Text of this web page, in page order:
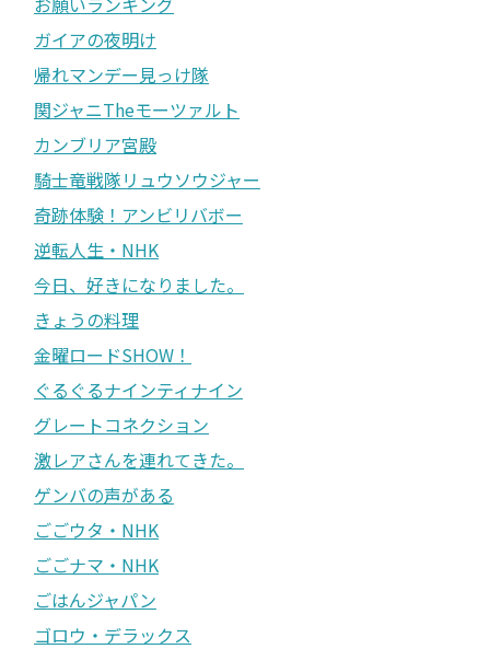
ガイアの夜明け
帰れマンデー見っけ隊
関ジャニTheモーツァルト
カンブリア宮殿
騎士竜戦隊リュウソウジャー
奇跡体験！アンビリバボー
逆転人生・NHK
今日、好きになりました。
きょうの料理
金曜ロードSHOW！
ぐるぐるナインティナイン
グレートコネクション
激レアさんを連れてきた。
ゲンバの声がある
ごごウタ・NHK
ごごナマ・NHK
ごはんジャパン
ゴロウ・デラックス